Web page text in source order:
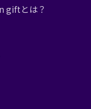
giftとは？